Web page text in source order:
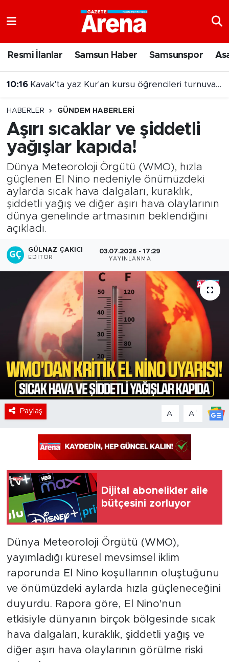
Resmi İlanlar Samsun Haber Samsunspor
Samsun'da o ilçelerde uyuşturucu operasyonu
HABERLER GÜNDEM HABERLERI
Aşırı sıcaklar ve şiddetli
yağışlar kapıda!
Dünya Meteoroloji Örgütü (WMO), hızla
güçlenen El Nino nedeniyle önümüzdeki
aylarda sıcak hava dalgaları, kuraklık,
şiddetli yağış ve diğer aşırı hava olaylarının
dünya genelinde artmasının beklendiğini
açıkladı.
GÜLNAZ ÇAKICI
EDITÖR
03.07.2026 - 17:29
YAYINLANMA
Paylaş A- A+
Dijital abonelikler aile
bütçesini zorluyor
Dünya Meteoroloji Örgütü (WMO),
yayımladığı küresel mevsimsel iklim
raporunda El Nino koşullarının oluştuğunu
ve önümüzdeki aylarda hızla güçleneceğini
duyurdu. Rapora göre, El Nino'nun
etkisiyle dünyanın birçok bölgesinde sıcak
hava dalgaları, kuraklık, şiddetli yağış ve
diğer aşırı hava olaylarının görülme riski
Samsun Namaz Vakitleri
Süper Lig Puan Durumu ve Fikstür
Tüm Manşetler
Son Dakika Haberleri
Haber Arşivi